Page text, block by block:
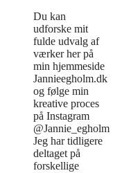
Du kan
udforske mit
fulde udvalg af
værker her på
min hjemmeside
Jannieegholm.dk
og følge min
kreative proces
på Instagram
@Jannie_egholm
Jeg har tidligere
deltaget på
forskellige